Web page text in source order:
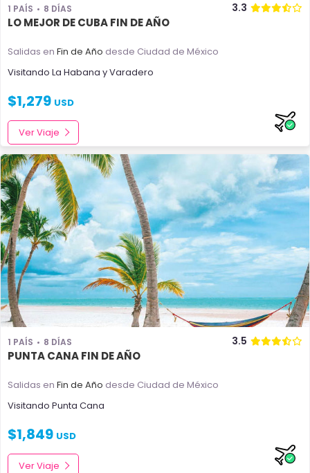
1 PAÍS 8 DÍAS 3.3
LO MEJOR DE CUBA FIN DE AÑO
Salidas en Fin de Año desde Ciudad de México
Visitando La Habana yVaradero
$1,279 USD
Ver Viaje
1 PAÍS 8 DÍAS 3.5
PUNTA CANA FIN DE AÑO
Salidas en Fin de Año desde Ciudad de México
Visitando Punta Cana
$1,849 USD
Ver Viaje